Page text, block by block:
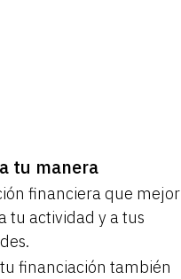
tu manera
financiera que mejor
tu actividad y a tus
financiación también